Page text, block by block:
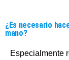
¿Es necesario
mano?
Especialmente